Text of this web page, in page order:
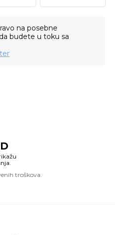
na posebne
budete u toku sa